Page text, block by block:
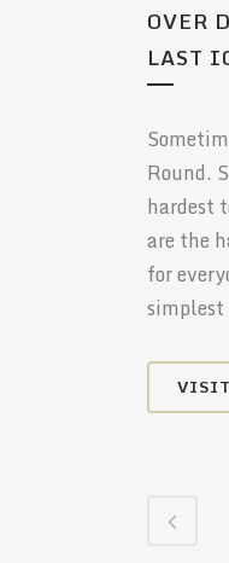
OVER
LAST
Round.
hardest
are the
for
simplest